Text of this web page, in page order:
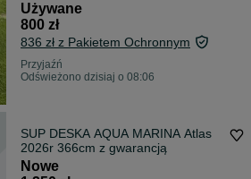
Używane
800 zł
836 zł z Pakietem Ochronnym
Przyjaźń
Odświeżono dzisiaj o 08:06
SUP DESKA AQUA MARINA Atlas
2026r 366cm z gwarancją
Nowe